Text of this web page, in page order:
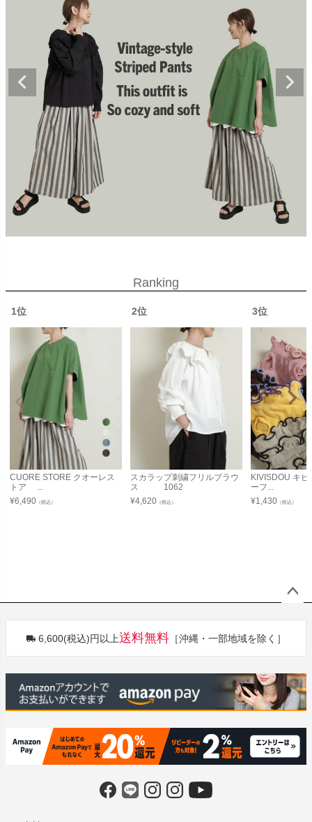
Ranking
1位
CUORE STORE クオーレス
トア ...
¥6,490 （税込）
2位
スカラップ刺繍フリルブラウ
ス 1062
¥4,620 （税込）
3位
KIVISDOU キ
ーフ...
¥1,430 （税込）
へ
6,600(税込)円以上送料無料 ［沖縄・一部地域を除く］